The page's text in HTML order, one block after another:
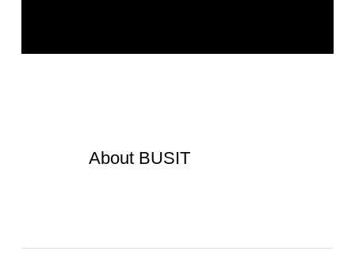
AboutBUSIT